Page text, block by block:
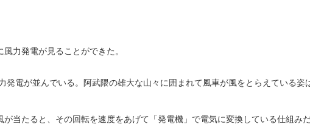
力発電が見ることができた。
電が並んでいる。阿武隈の雄大な山々に囲まれて風車が風をとらえている
当たると、その回転を速度をあげて「発電機」で電気に変換している仕組みだ